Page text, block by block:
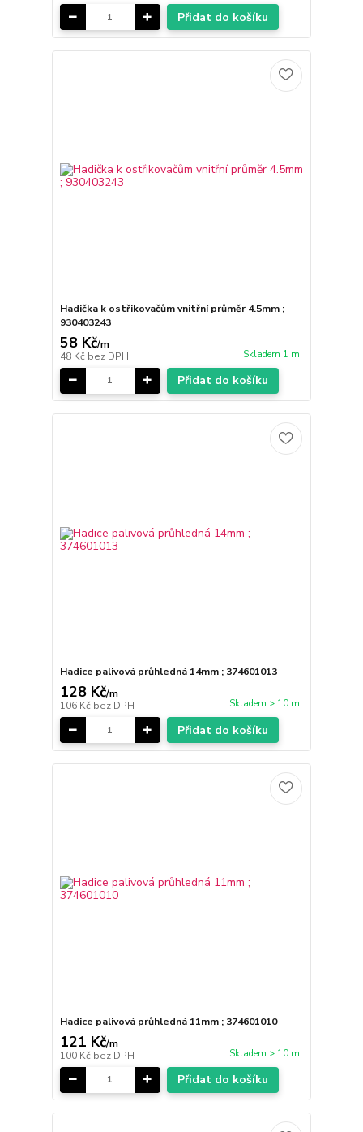
Přidat do košíku
Hadička k ostřikovačům vnitřní průměr 4.5mm ;
930403243
58 Kč/m
48 Kč bez DPH Skladem 1 m
Přidat do košíku
Hadice palivová průhledná 14mm ; 374601013
128 Kč/m
106 Kč bez DPH Skladem > 10 m
Přidat do košíku
Hadice palivová průhledná 11mm ; 374601010
121 Kč/m
100 Kč bez DPH Skladem > 10 m
Přidat do košíku